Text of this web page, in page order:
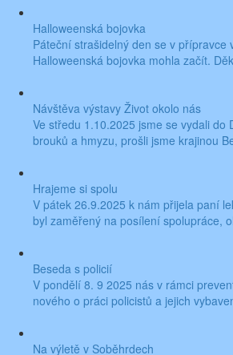
Halloweenská bojovka
Páteční strašidelný den se v
Halloweenská bojovka mohla začít.
Návštěva výstavy Život okolo nás
Ve středu 1.10.2025 jsme se vydali
brouků a hmyzu, prošli jsme krajinou
Hrajeme si spolu
V pátek 26.9.2025 k nám přijela paní
byl zaměřený na posílení spolupráce,
Beseda s policií
V pondělí 8. 9 2025 nás v rámci
nového o práci policistů a jejich
Na výletě v Soběhrdech